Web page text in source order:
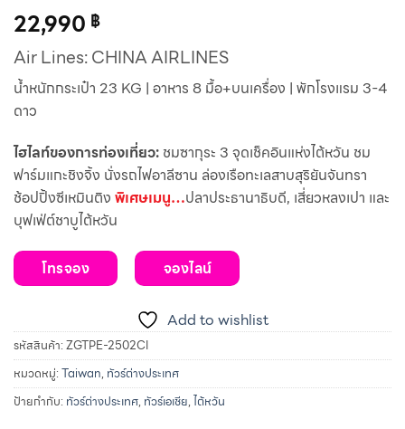
22,990 ฿
Air Lines: CHINA AIRLINES
น้ำหนักกระเป๋า 23 KG | อาหาร 8 มื้อ+บนเครื่อง | พักโรงแรม 3-4
ดาว
ไฮไลท์ของการท่องเที่ยว: ชมซากุระ 3 จุดเช็คอินแห่งไต้หวัน ชม
ฟาร์มแกะชิงจิ้ง นั่งรถไฟอาลีซาน ล่องเรือทะเลสาบสุริยันจันทรา
ช้อปปิ้งซีเหมินติง พิเศษเมนู…ปลาประธานาธิบดี, เสี่ยวหลงเปา และ
บุฟเฟ่ต์ชาบูไต้หวัน
โทรจอง จองไลน์
Add to wishlist
รหัสสินค้า:ZGTPE-2502CI
หมวดหมู่:Taiwan, ทัวร์ต่างประเทศ
ป้ายกำกับ: ทัวร์ต่างประเทศ, ทัวร์เอเชีย,ไต้หวัน